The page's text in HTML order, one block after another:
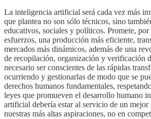
La inteligencia artificial será cada vez más
que plantea no son sólo técnicos, sino
educativos, sociales y políticos. Promete,
esfuerzos, una producción más eficiente,
mercados más dinámicos, además de una
de recopilación, organización y verificación
necesario ser conscientes de las rápidas
ocurriendo y gestionarlas de modo que se
derechos humanos fundamentales,
leyes que promueven el desarrollo humano
artificial debería estar al servicio de un
nuestras más altas aspiraciones, no en